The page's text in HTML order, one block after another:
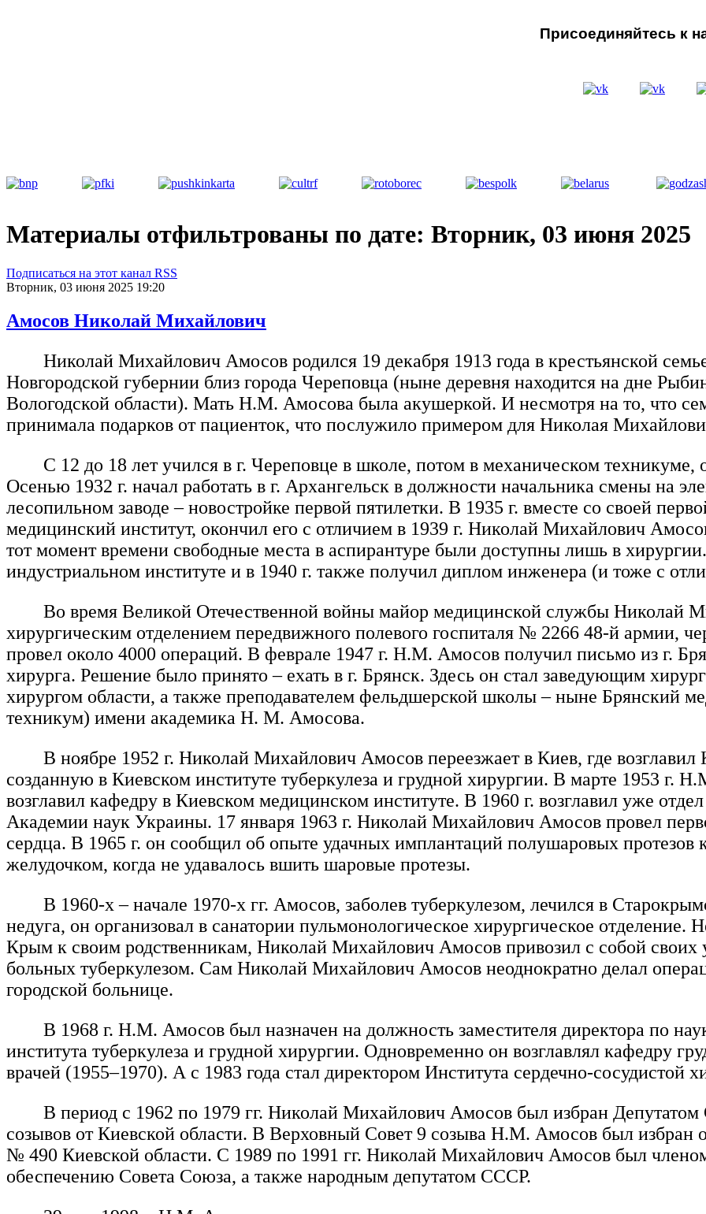
Присоединяйтесь к
Материалы отфильтрованы по дате: Вторник, 03 июня 2025
Подписаться на этот канал RSS
Вторник, 03 июня 2025 19:20
Амосов Николай Михайлович
Николай Михайлович Амосов родился 19 декабря 1913 года в крестьянской
Новгородской губернии близ города Череповца (ныне деревня находится на дне
Вологодской области). Мать Н.М. Амосова была акушеркой. И несмотря на то, что
принимала подарков от пациенток, что послужило примером для Николая
С 12 до 18 лет учился в г. Череповце в школе, потом в механическом
Осенью 1932 г. начал работать в г. Архангельск в должности начальника смены на
лесопильном заводе – новостройке первой пятилетки. В 1935 г. вместе со своей
медицинский институт, окончил его с отличием в 1939 г. Николай Михайлович
тот момент времени свободные места в аспирантуре были доступны лишь в
индустриальном институте и в 1940 г. также получил диплом инженера (и тоже с
Во время Великой Отечественной войны майор медицинской службы Николай
хирургическим отделением передвижного полевого госпиталя № 2266 48-й армии,
провел около 4000 операций. В феврале 1947 г. Н.М. Амосов получил письмо из г.
хирурга. Решение было принято – ехать в г. Брянск. Здесь он стал заведующим
хирургом области, а также преподавателем фельдшерской школы – ныне Брянский
техникум) имени академика Н. М. Амосова.
В ноябре 1952 г. Николай Михайлович Амосов переезжает в Киев, где
созданную в Киевском институте туберкулеза и грудной хирургии. В марте 1953 г.
возглавил кафедру в Киевском медицинском институте. В 1960 г. возглавил уже
Академии наук Украины. 17 января 1963 г. Николай Михайлович Амосов провел
сердца. В 1965 г. он сообщил об опыте удачных имплантаций полушаровых
желудочком, когда не удавалось вшить шаровые протезы.
В 1960-х – начале 1970-х гг. Амосов, заболев туберкулезом, лечился в
недуга, он организовал в санатории пульмонологическое хирургическое
Крым к своим родственникам, Николай Михайлович Амосов привозил с собой своих
больных туберкулезом. Сам Николай Михайлович Амосов неоднократно делал
городской больнице.
В 1968 г. Н.М. Амосов был назначен на должность заместителя директора по
института туберкулеза и грудной хирургии. Одновременно он возглавлял кафедру
врачей (1955–1970). А с 1983 года стал директором Института сердечно-сосудистой
В период с 1962 по 1979 гг. Николай Михайлович Амосов был избран
созывов от Киевской области. В Верховный Совет 9 созыва Н.М. Амосов был избран
№ 490 Киевской области. С 1989 по 1991 гг. Николай Михайлович Амосов был
обеспечению Совета Союза, а также народным депутатом СССР.